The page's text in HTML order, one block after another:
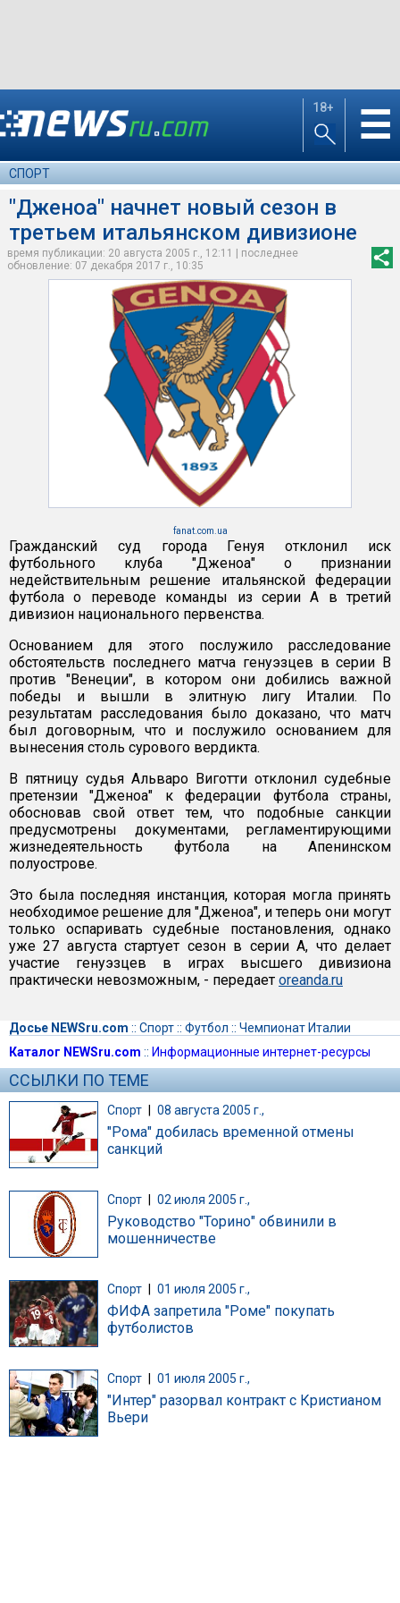
18+ ☰
СПОРТ
"Дженоа" начнет новый сезон в
третьем итальянском дивизионе
время публикации: 20 августа 2005 г., 12:11 | последнее
обновление: 07 декабря 2017 г., 10:35
fanat.com.ua
Гражданский суд города Генуя отклонил иск
футбольного клуба "Дженоа" о признании
недействительным решение итальянской федерации
футбола о переводе команды из серии А в третий
дивизион национального первенства.
Основанием для этого послужило расследование
обстоятельств последнего матча генуэзцев в серии В
против "Венеции", в котором они добились важной
победы и вышли в элитную лигу Италии. По
результатам расследования было доказано, что матч
был договорным, что и послужило основанием для
вынесения столь сурового вердикта.
В пятницу судья Альваро Виготти отклонил судебные
претензии "Дженоа" к федерации футбола страны,
обосновав свой ответ тем, что подобные санкции
предусмотрены документами, регламентирующими
жизнедеятельность футбола на Апенинском
полуострове.
Это была последняя инстанция, которая могла принять
необходимое решение для "Дженоа", и теперь они могут
только оспаривать судебные постановления, однако
уже 27 августа стартует сезон в серии А, что делает
участие генуэзцев в играх высшего дивизиона
практически невозможным, - передает oreanda.ru
Досье NEWSru.com :: Спорт:: Футбол :: Чемпионат Италии
Каталог NEWSru.com :: Информационные интернет-ресурсы
ССЫЛКИ ПО ТЕМЕ
Спорт | 08 августа 2005 г.,
"Рома" добилась временной отмены
санкций
Спорт 02 июля 2005 г.,
Руководство "Торино" обвинили в
мошенничестве
Спорт 01 июля 2005 г.,
ФИФА запретила "Роме" покупать
футболистов
Спорт 01 июля 2005 г.,
"Интер" разорвал контракт с Кристианом
Вьери